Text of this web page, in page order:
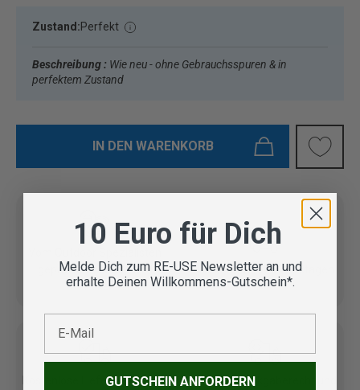
Zustand:Perfekt
Beschreibung : Wie neu - ohne Gebrauchsspuren & in
perfektem Zustand
IN DEN WARENKORB
geprüfte Second Hand
Artikel
Lieferung in 3-5 Werktagen
Kostenlose Lieferung ab 100
14 Tage Rückgaberecht und
10 Euro für Dich
Melde Dich zum RE-USE Newsletter an und
erhalte Deinen Willkommens-Gutschein*.
GUTSCHEIN ANFORDERN